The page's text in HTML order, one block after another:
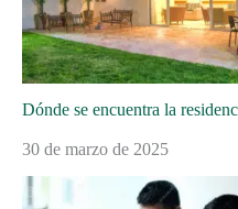
Dónde se encuentra la
30 de marzo de 2025